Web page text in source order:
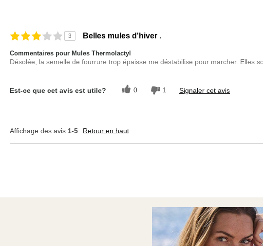
3 Belles mules d'hiver .
Commentaires pour Mules Thermolactyl
Désolée, la semelle de fourrure trop épaisse me déstabilise pour marcher. Elles
Est-ce que cet avis est utile? 0 1 Signaler cet avis
Affichage des avis 1-5 Retour en haut